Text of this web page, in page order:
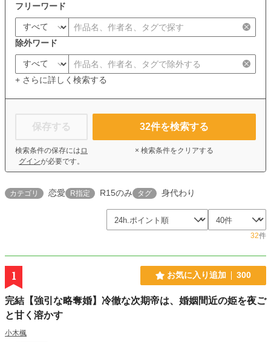
フリーワード
除外ワード
+ さらに詳しく検索する
保存する
検索条件の保存には ロ
グインが必要です。
32件を検索する
× 検索条件をクリアする
カテゴリ 恋愛 R指定 R15のみ タグ 身代わり
32件
1 お気に入り追加 300
完結【強引な略奪婚】冷徹な次期帝は、婚姻間近の姫を夜ご
と甘く溶かす
小木楓